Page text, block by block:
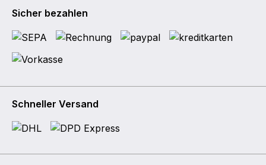
Sicher bezahlen
Schneller Versand